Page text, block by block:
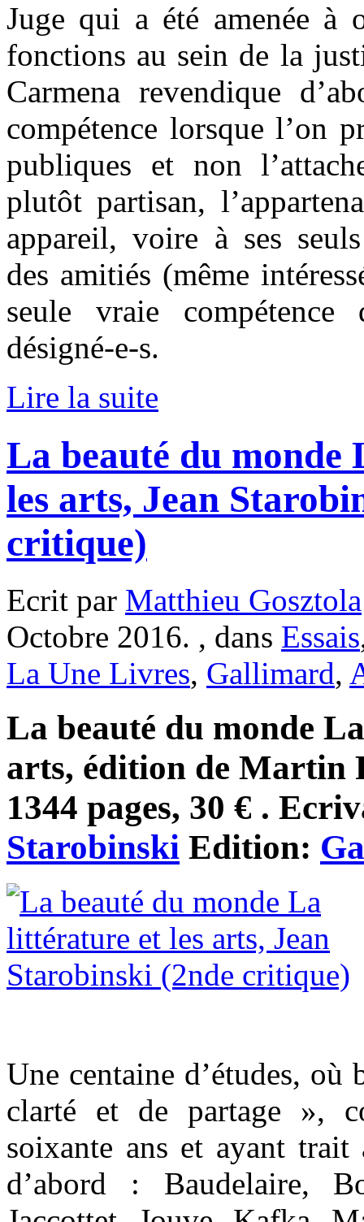
Juge qui a été amenée à
fonctions au sein de la
Carmena revendique
compétence lorsque l’on
publiques et non
plutôt partisan,
appareil, voire à ses
des amitiés (même
seule vraie compétence
désigné-e-s.
Lire la suite
La beauté du
les arts, Jean
critique)
Ecrit par Matthieu Gosztola
Octobre 2016. , dans Essais
La Une Livres, Gallimard,
La beauté du monde
arts, édition de Martin
1344 pages, 30 € .
Starobinski Edition:
Une centaine d’études,
clarté et de partage »,
soixante ans et ayant
d’abord : Baudelaire,